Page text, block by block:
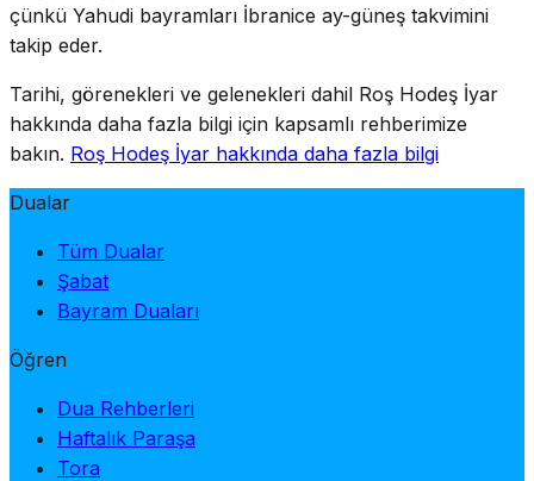
çünkü Yahudi bayramları İbranice ay-güneş takvimini
takip eder.
Tarihi, görenekleri ve gelenekleri dahil Roş Hodeş İyar
hakkında daha fazla bilgi için kapsamlı rehberimize
bakın. Roş Hodeş İyar hakkında daha fazla bilgi
Dualar
Tüm Dualar
Şabat
Bayram Duaları
Öğren
Dua Rehberleri
Haftalık Paraşa
Tora